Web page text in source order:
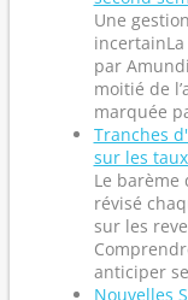
Une
incertainLa
par
moitié de
marquée
Tranches
sur les
Le barème
révisé
sur les
anticiper
Nouvelles